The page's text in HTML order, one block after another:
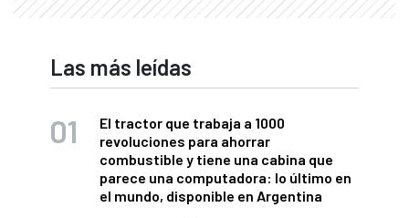
Las más leídas
El tractor que trabaja a 1000
revoluciones para ahorrar
combustible y tiene una cabina que
parece una computadora: lo último en
el mundo, disponible en Argentina